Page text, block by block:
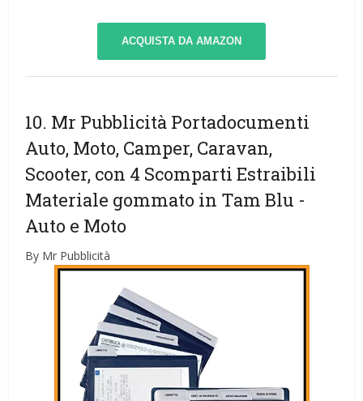
ACQUISTA DA AMAZON
10. Mr Pubblicità Portadocumenti
Auto, Moto, Camper, Caravan,
Scooter, con 4 Scomparti Estraibili
Materiale gommato in Tam Blu -
Auto e Moto
By Mr Pubblicità